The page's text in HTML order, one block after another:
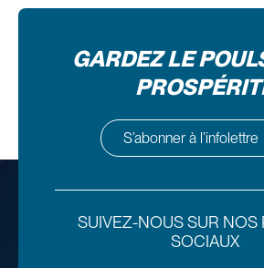
GARDEZ LE
S’abonner à l’infolettre
SUIVEZ-NOUS SUR NOS
SOCIAUX